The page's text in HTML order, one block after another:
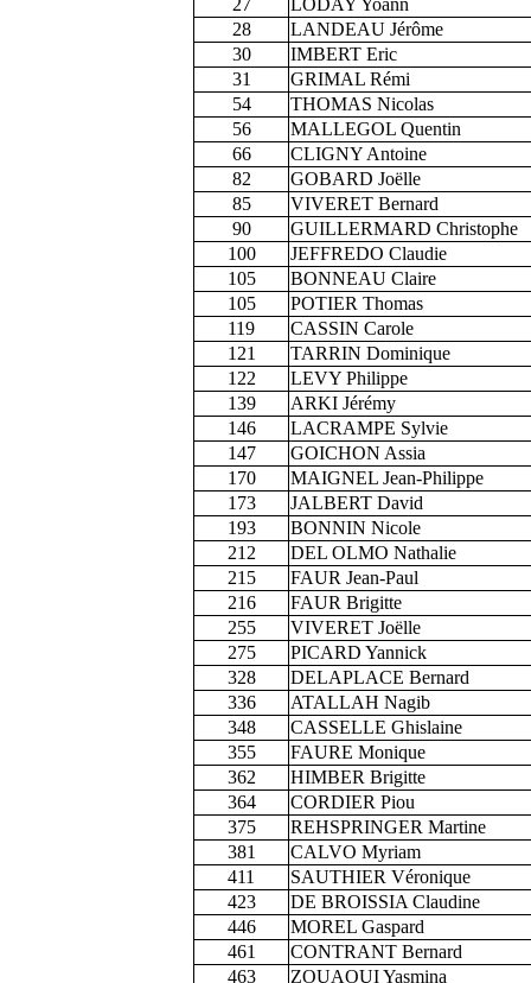
27
LODAY Yoann
28
LANDEAU Jérôme
30
IMBERT Eric
31
GRIMAL Rémi
54
THOMAS Nicolas
56
MALLEGOL Quentin
66
CLIGNY Antoine
82
GOBARD Joëlle
85
VIVERET Bernard
90
GUILLERMARD Christophe
100
JEFFREDO Claudie
105
BONNEAU Claire
105
POTIER Thomas
119
CASSIN Carole
121
TARRIN Dominique
122
LEVY Philippe
139
ARKI Jérémy
146
LACRAMPE Sylvie
147
GOICHON Assia
170
MAIGNEL Jean-Philippe
173
JALBERT David
193
BONNIN Nicole
212
DEL OLMO Nathalie
215
FAUR Jean-Paul
216
FAUR Brigitte
255
VIVERET Joëlle
275
PICARD Yannick
328
DELAPLACE Bernard
336
ATALLAH Nagib
348
CASSELLE Ghislaine
355
FAURE Monique
362
HIMBER Brigitte
364
CORDIER Piou
375
REHSPRINGER Martine
381
CALVO Myriam
411
SAUTHIER Véronique
423
DE BROISSIA Claudine
446
MOREL Gaspard
461
CONTRANT Bernard
463
ZOUAOUI Yasmina